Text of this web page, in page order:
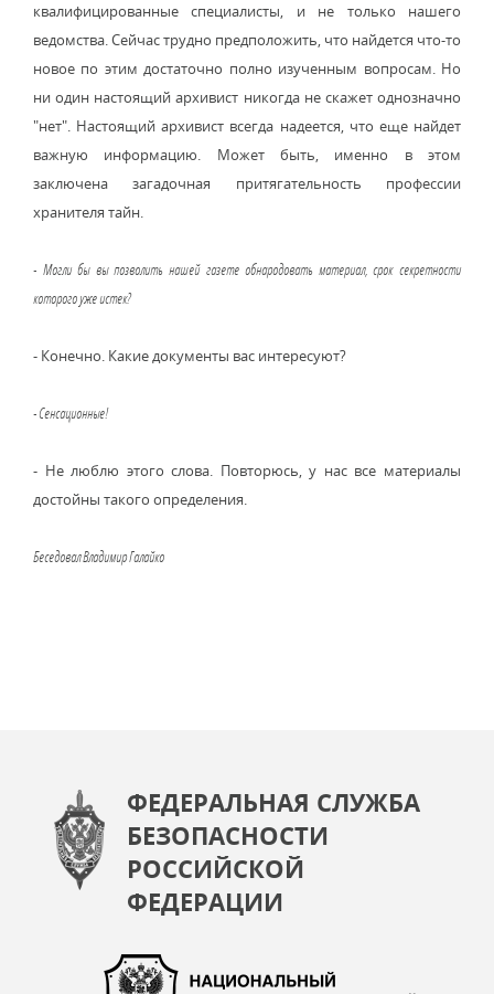
квалифицированные специалисты, и не только нашего
ведомства. Сейчас трудно предположить, что найдется что-то
новое по этим достаточно полно изученным вопросам. Но
ни один настоящий архивист никогда не скажет однозначно
"нет". Настоящий архивист всегда надеется, что еще найдет
важную информацию. Может быть, именно в этом
заключена загадочная притягательность профессии
хранителя тайн.
- Могли бы вы позволить нашей газете обнародовать материал, срок секретности
которого уже истек?
- Конечно. Какие документы вас интересуют?
- Сенсационные!
- Не люблю этого слова. Повторюсь, у нас все материалы
достойны такого определения.
Беседовал Владимир Галайко
ФЕДЕРАЛЬНАЯ СЛУЖБА
БЕЗОПАСНОСТИ
РОССИЙСКОЙ
ФЕДЕРАЦИИ